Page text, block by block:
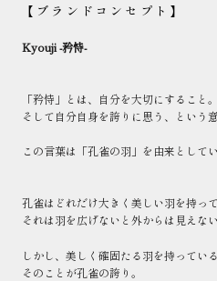
【ブランドコンセプト 】
Kyouji -矜恃-
「矜恃」とは、自分を大切にすること。
そして自分自身を誇りに思う、という意
この言葉は「孔雀の羽」を由来としてい
孔雀はどれだけ大きく美しい羽を持って
それは羽を広げないと外からは見えない
しかし、美しく確固たる羽を持っている
そのことが孔雀の誇り。